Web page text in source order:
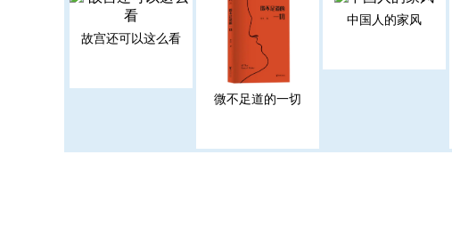
故宫还可以这么看
微不足道的一切
中国人的家风